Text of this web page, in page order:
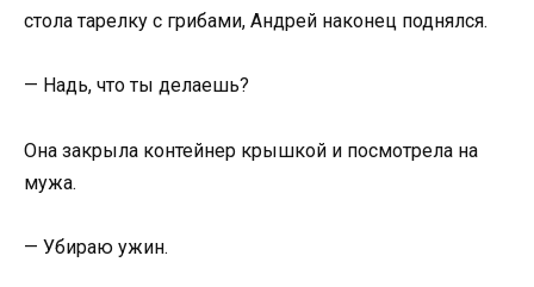
стола тарелку с грибами, Андрей наконец поднялся.
— Надь, что ты делаешь?
Она закрыла контейнер крышкой и посмотрела на
мужа.
— Убираю ужин.